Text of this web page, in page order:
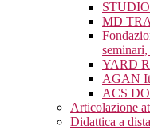
MD
YARD
AGAN
ACS
Articolazione
Didattica a